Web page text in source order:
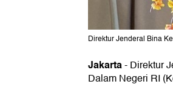
Direktur Jenderal Bina
Jakarta-Direktur
Dalam Negeri RI